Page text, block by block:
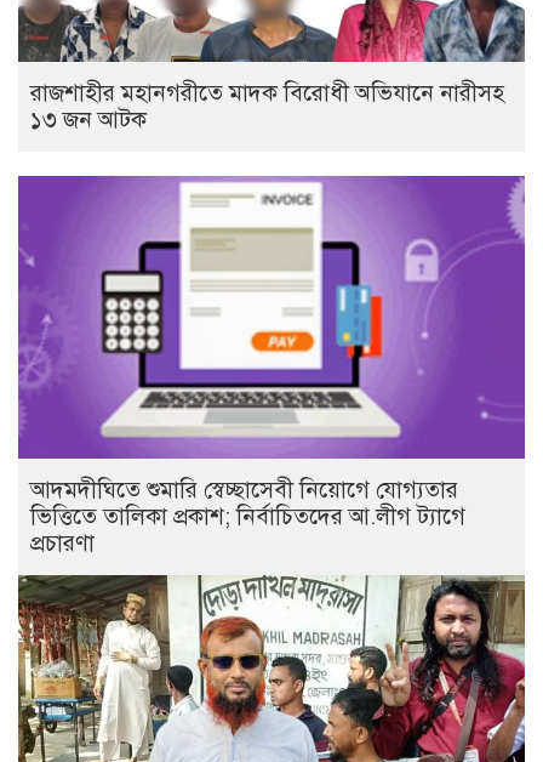
রাজশাহীর মহানগরীতে মাদক বিরোধী অভিযানে নারীসহ
১৩ জন আটক
আদমদীঘিতে শুমারি স্বেচ্ছাসেবী নিয়োগে যোগ্যতার
ভিত্তিতে তালিকা প্রকাশ; নির্বাচিতদের আ.লীগ ট্যাগে
প্রচারণা